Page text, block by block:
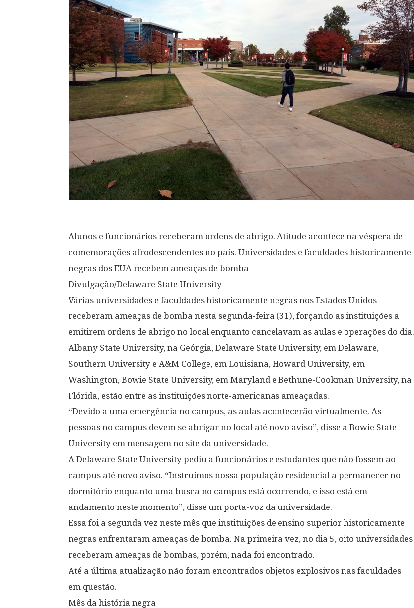
Alunos e funcionários receberam ordens de abrigo. Atitude acontece na véspera de
comemorações afrodescendentes no país. Universidades e faculdades historicamente
negras dos EUA recebem ameaças de bomba
Divulgação/Delaware State University
Várias universidades e faculdades historicamente negras nos Estados Unidos
receberam ameaças de bomba nesta segunda-feira (31), forçando as instituições a
emitirem ordens de abrigo no local enquanto cancelavam as aulas e operações do dia.
Albany State University, na Geórgia, Delaware State University, em Delaware,
Southern University e A&M College, em Louisiana, Howard University, em
Washington, Bowie State University, em Maryland e Bethune-Cookman University, na
Flórida, estão entre as instituições norte-americanas ameaçadas.
“Devido a uma emergência no campus, as aulas acontecerão virtualmente. As
pessoas no campus devem se abrigar no local até novo aviso”, disse a Bowie State
University em mensagem no site da universidade.
A Delaware State University pediu a funcionários e estudantes que não fossem ao
campus até novo aviso. “Instruímos nossa população residencial a permanecer no
dormitório enquanto uma busca no campus está ocorrendo, e isso está em
andamento neste momento”, disse um porta-voz da universidade.
Essa foi a segunda vez neste mês que instituições de ensino superior historicamente
negras enfrentaram ameaças de bomba. Na primeira vez, no dia 5, oito universidades
receberam ameaças de bombas, porém, nada foi encontrado.
Até a última atualização não foram encontrados objetos explosivos nas faculdades
em questão.
Mês da história negra